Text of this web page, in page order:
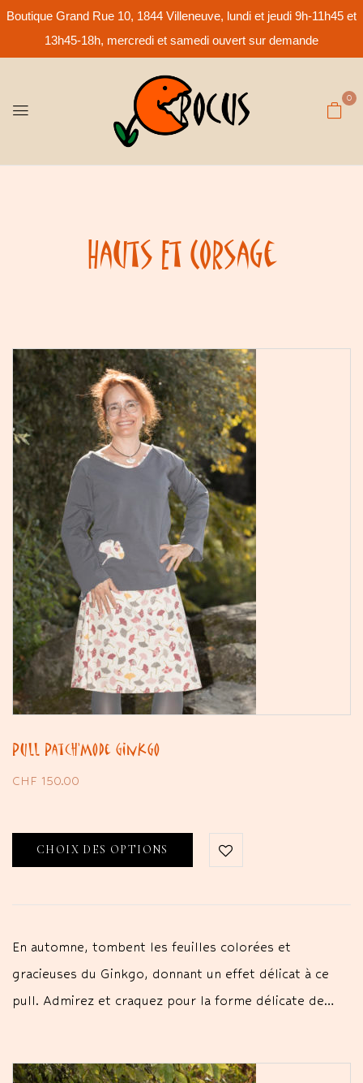
Boutique Grand Rue 10, 1844 Villeneuve, lundi et jeudi 9h-11h45 et
13h45-18h, mercredi et samedi ouvert sur demande
0
Hauts Et Corsage
Pull Patch’Mode Ginkgo
CHF 150.00
CHOIX DES OPTIONS
En automne, tombent les feuilles colorées et
gracieuses du Ginkgo, donnant un effet délicat à ce
pull. Admirez et craquez pour la forme délicate de…